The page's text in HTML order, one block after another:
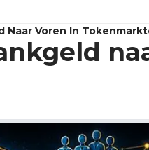
Naar Voren In